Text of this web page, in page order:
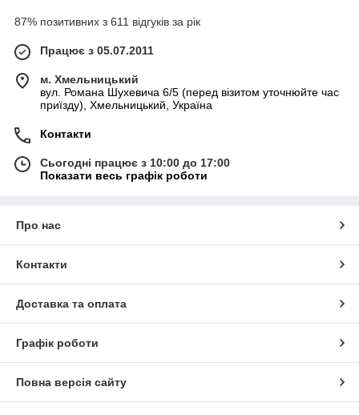
Бажаємо вдалої покупки!!!
87% позитивних з 611 відгуків за рік
Працює з 05.07.2011
м. Хмельницький
вул. Романа Шухевича 6/5 (перед візитом уточнюйте час
приїзду), Хмельницький, Україна
Контакти
Сьогодні працює з 10:00 до 17:00
Показати весь графік роботи
Про нас
Контакти
Доставка та оплата
Графік роботи
Повна версія сайту